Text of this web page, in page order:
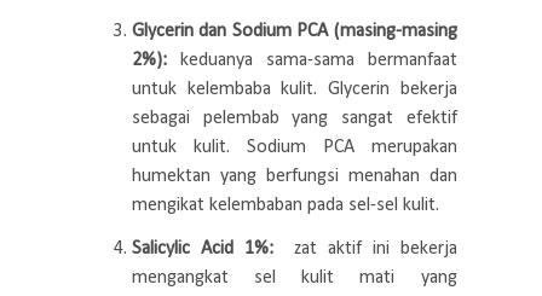
Glycerin dan Sodium PCA (masing-masing
2%):
keduanya sama-sama bermanfaat
untuk kelembaba kulit. Glycerin bekerja
sebagai pelembab yang sangat efektif
untuk kulit. Sodium PCA merupakan
humektan yang berfungsi menahan dan
mengikat kelembaban pada sel-sel kulit.
Salicylic Acid 1%:
zat aktif ini bekerja
mengangkat sel kulit mati yang